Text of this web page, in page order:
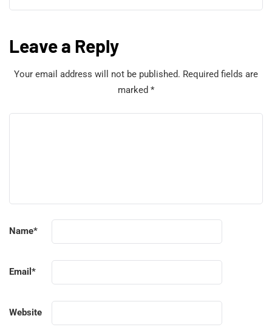
Leave a Reply
Your email address will not be published. Required fields are
marked *
Name*
Email *
Website